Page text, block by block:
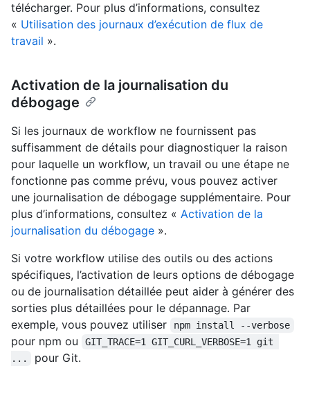
télécharger. Pour plus d’informations, consultez
« Utilisation des journaux d’exécution de flux de
travail ».
Activation de la journalisation du
débogage
Si les journaux de workflow ne fournissent pas
suffisamment de détails pour diagnostiquer la raison
pour laquelle un workflow, un travail ou une étape ne
fonctionne pas comme prévu, vous pouvez activer
une journalisation de débogage supplémentaire. Pour
plus d’informations, consultez « Activation de la
journalisation du débogage ».
Si votre workflow utilise des outils ou des actions
spécifiques, l’activation de leurs options de débogage
ou de journalisation détaillée peut aider à générer des
sorties plus détaillées pour le dépannage. Par
exemple, vous pouvez utiliser
npm install --verbose
pour npm ou
GIT_TRACE=1 GIT_CURL_VERBOSE=1 git
...
pour Git.